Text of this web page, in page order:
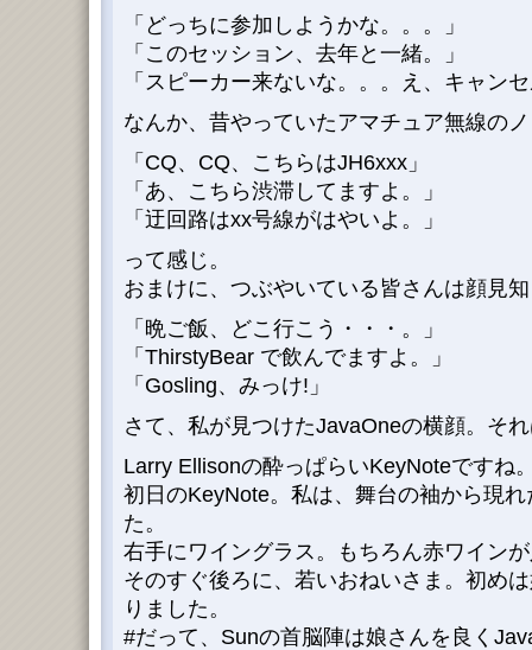
「どっちに参加しようかな。。。」
「このセッション、去年と一緒。」
「スピーカー来ないな。。。え、キャン
なんか、昔やっていたアマチュア無線の
「CQ、CQ、こちらはJH6xxx」
「あ、こちら渋滞してますよ。」
「迂回路はxx号線がはやいよ。」
って感じ。
おまけに、つぶやいている皆さんは顔見
「晩ご飯、どこ行こう・・・。」
「ThirstyBear で飲んでますよ。」
「Gosling、みっけ!」
さて、私が見つけたJavaOneの横顔。そ
Larry Ellisonの酔っぱらいKeyNoteですね
初日のKeyNote。私は、舞台の袖から現
た。
右手にワイングラス。もちろん赤ワイン
そのすぐ後ろに、若いおねいさま。初め
りました。
#だって、Sunの首脳陣は娘さんを良く